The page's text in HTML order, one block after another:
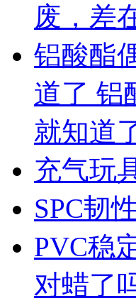
废，差
铝酸酯
道了 铝
就知道
充气玩
SPC韧
PVC稳
对蜡了